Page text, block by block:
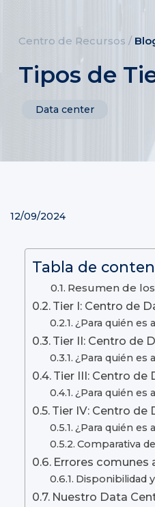
Centro de Recursos /
Tipos de
Data center
12/09/2024
Tabla de
Resumen de
Tier I: Centro de
¿Para quién es
Tier II: Centro de
¿Para quién es
Tier III: Centro
¿Para quién es
Tier IV: Centro de
¿Para quién es
Comparativa
Errores comunes
Disponibilidad
Nuestro Data